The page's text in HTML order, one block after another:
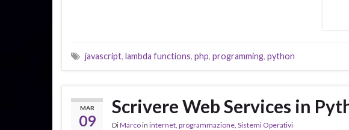
javascript, lambda functions, php, programming, python
MAR
09
Scrivere Web Services in
DiMarcoin internet, programmazione, Sistemi Operativi